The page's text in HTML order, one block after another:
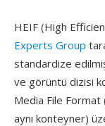
HEIF (High
Experts Group
standardize
ve görüntü dizisi
Media File Format
aynı konteyner)